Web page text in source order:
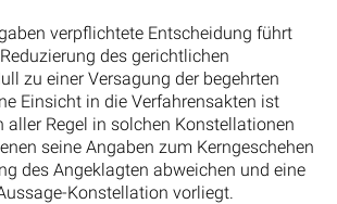
verpflichtete Entscheidung führt
des gerichtlichen
zu einer Versagung der begehrten
Einsicht in die Verfahrensakten ist
aller Regel in solchen Konstellationen
seine Angaben zum Kerngeschehen
des Angeklagten abweichen und eine
Konstellation vorliegt.